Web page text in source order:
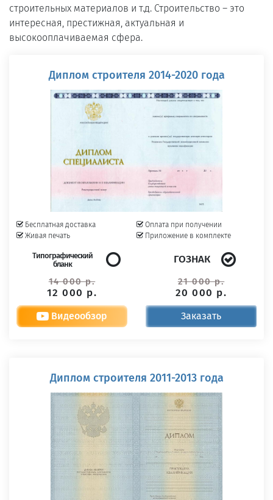
строительных материалов и т.д. Строительство ― это
интересная, престижная, актуальная и
высокооплачиваемая сфера.
Диплом строителя 2014-2020 года
Бесплатная доставка
Живая печать
Оплата при получении
Приложение в комплекте
Типографический
бланк
14 000 р.
12 000 р.
ГОЗНАК
21 000 р.
20 000 р.
Видеообзор Заказать
Диплом строителя 2011-2013 года